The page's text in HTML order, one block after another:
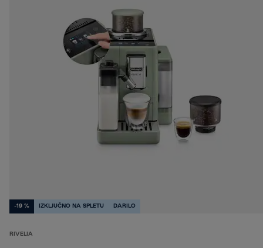
-19 % IZKLJUČNO NA SPLETU DARILO
RIVELIA